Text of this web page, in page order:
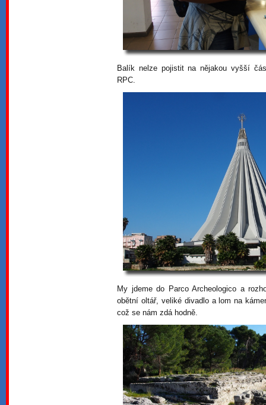
Balík nelze pojistit na nějakou vyšší
RPC.
My jdeme do Parco Archeologico a
obětní oltář, veliké divadlo a lom na
což se nám zdá hodně.